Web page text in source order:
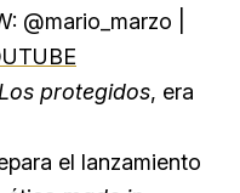
@mario_marzo |
Los protegidos, era
el lanzamiento